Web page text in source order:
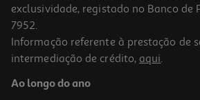
exclusividade, registado no Banco de
7952.
Informação referente à prestação de
intermediação de crédito, aqui.
Ao longo do ano